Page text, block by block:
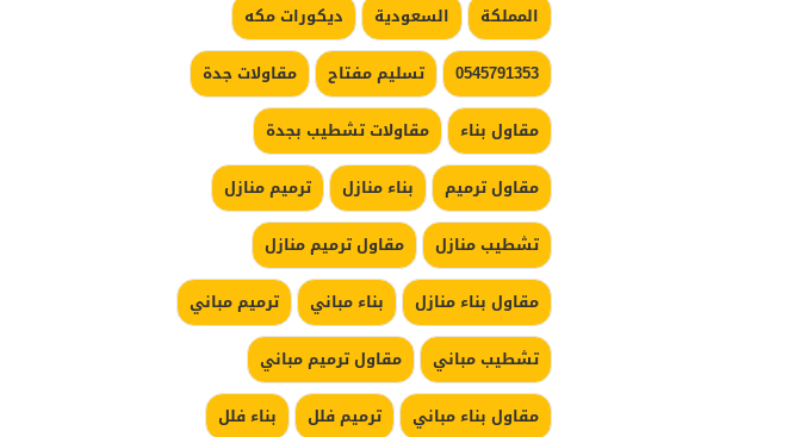
المملكة
السعودية
ديكورات مكه
0545791353
تسليم مفتاح
مقاولات جدة
مقاول بناء
مقاولات تشطيب بجدة
مقاول ترميم
بناء منازل
ترميم منازل
تشطيب منازل
مقاول ترميم منازل
مقاول بناء منازل
بناء مباني
ترميم مباني
تشطيب مباني
مقاول ترميم مباني
مقاول بناء مباني
ترميم فلل
بناء فلل